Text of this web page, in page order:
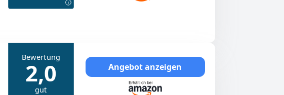
Bewertung
2,0
gut
Angebot anzeigen